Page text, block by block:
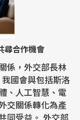
尋合作機會
係，外交部長林
國會與包括斯洛
、人工智慧、電
交關係轉化為產
益。 外交部